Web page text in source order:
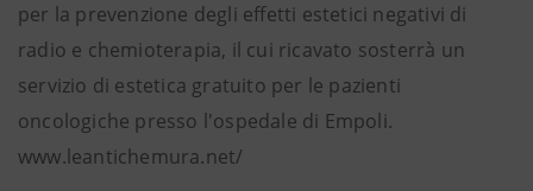
per la prevenzione degli effetti estetici negativi di
radio e chemioterapia, il cui ricavato sosterrà un
servizio di estetica gratuito per le pazienti
oncologiche presso l'ospedale di Empoli.
www.leantichemura.net/